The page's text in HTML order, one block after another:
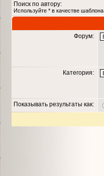
Поиск по автору:
Используйте * в качестве шаблона
Форум:
Категория:
Показывать результаты как: